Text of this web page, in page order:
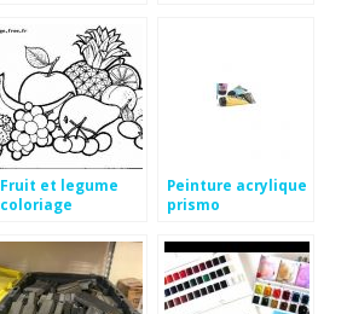
Fruit et legume
coloriage
Peinture acrylique
prismo